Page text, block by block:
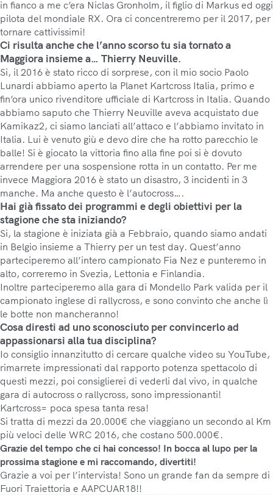
in fianco a me c’era Niclas Gronholm, il figlio di Markus ed oggi
pilota del mondiale RX. Ora ci concentreremo per il 2017, per
tornare cattivissimi!
Ci risulta anche che l’anno scorso tu sia tornato a
Maggiora insieme a… Thierry Neuville.
Si, il 2016 è stato ricco di sorprese, con il mio socio Paolo
Lunardi abbiamo aperto la Planet Kartcross Italia, primo e
fin’ora unico rivenditore ufficiale di Kartcross in Italia. Quando
abbiamo saputo che Thierry Neuville aveva acquistato due
Kamikaz2, ci siamo lanciati all’attaco e l’abbiamo invitato in
Italia. Lui è venuto giù e devo dire che ha rotto parecchio le
balle! Si è giocato la vittoria fino alla fine poi si è dovuto
arrendere per una sospensione rotta in un contatto. Per me
invece Maggiora 2016 è stato un disastro, 3 incidenti in 3
manche. Ma anche questo è l’autocross….
Hai già fissato dei programmi e degli obiettivi per la
stagione che sta iniziando?
Si, la stagione è iniziata già a Febbraio, quando siamo andati
in Belgio insieme a Thierry per un test day. Quest’anno
parteciperemo all’intero campionato Fia Nez e punteremo in
alto, correremo in Svezia, Lettonia e Finlandia.
Inoltre parteciperemo alla gara di Mondello Park valida per il
campionato inglese di rallycross, e sono convinto che anche lì
le botte non mancheranno!
Cosa diresti ad uno sconosciuto per convincerlo ad
appassionarsi alla tua disciplina?
Io consiglio innanzitutto di cercare qualche video su YouTube,
rimarrete impressionati dal rapporto potenza spettacolo di
questi mezzi, poi consiglierei di vederli dal vivo, in qualche
gara di autocross o rallycross, sono impressionanti!
Kartcross= poca spesa tanta resa!
Si tratta di mezzi da 20.000€ che viaggiano un secondo al Km
più veloci delle WRC 2016, che costano 500.000€.
Grazie del tempo che ci hai concesso! In bocca al lupo per la
prossima stagione e mi raccomando, divertiti!
Grazie a voi per l’intervista! Sono un grande fan da sempre di
Fuori Traiettoria e AAPCUAR18!!